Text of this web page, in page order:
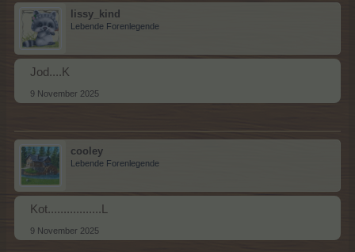
lissy_kind
Lebende Forenlegende
Jod....K
9 November 2025
cooley
Lebende Forenlegende
Kot.................L
9 November 2025